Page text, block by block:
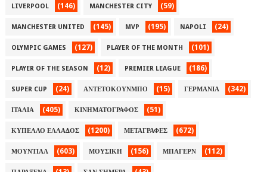
LIVERPOOL (146) MANCHESTER CITY (59)
MANCHESTER UNITED (145) MVP (195) NAPOLI (24)
OLYMPIC GAMES (127) PLAYER OF THE MONTH (101)
PLAYER OF THE SEASON (12) PREMIER LEAGUE (186)
SUPER CUP (24) ΑΝΤΕΤΟΚΟΥΝΜΠΟ (15) ΓΕΡΜΑΝΙΑ (342)
ΙΤΑΛΙΑ (405) ΚΙΝΗΜΑΤΟΓΡΑΦΟΣ (51)
ΚΥΠΕΛΛΟ ΕΛΛΑΔΟΣ (1200) ΜΕΤΑΓΡΑΦΕΣ (672)
ΜΟΥΝΤΙΑΛ (603) ΜΟΥΣΙΚΗ (156) ΜΠΑΓΕΡΝ (112)